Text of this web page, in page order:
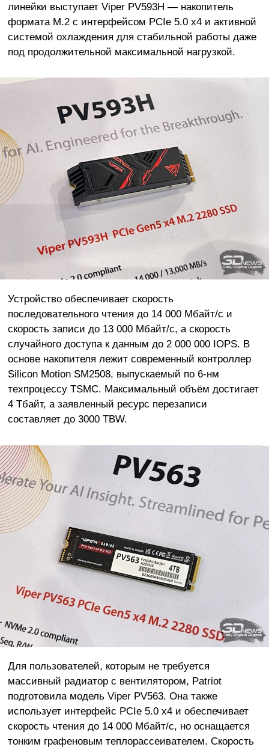
линейки выступает Viper PV593H — накопитель
формата M.2 с интерфейсом PCIe 5.0 x4 и активной
системой охлаждения для стабильной работы даже
под продолжительной максимальной нагрузкой.
Устройство обеспечивает скорость
последовательного чтения до 14 000 Мбайт/с и
скорость записи до 13 000 Мбайт/с, а скорость
случайного доступа к данным до 2 000 000 IOPS. В
основе накопителя лежит современный контроллер
Silicon Motion SM2508, выпускаемый по 6-нм
техпроцессу TSMC. Максимальный объём достигает
4 Тбайт, а заявленный ресурс перезаписи
составляет до 3000 TBW.
Для пользователей, которым не требуется
массивный радиатор с вентилятором, Patriot
подготовила модель Viper PV563. Она также
использует интерфейс PCIe 5.0 x4 и обеспечивает
скорость чтения до 14 000 Мбайт/с, но оснащается
тонким графеновым теплорассеивателем. Скорость